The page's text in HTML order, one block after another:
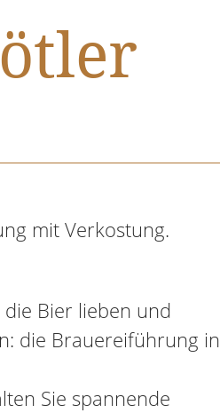
mit Verkostung.
Bier lieben und
die Brauereiführung in
Sie spannende